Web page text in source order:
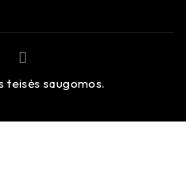
teisės saugomos.